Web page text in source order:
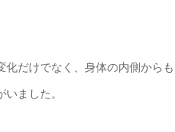
だけでなく、身体の内側からも
ました。